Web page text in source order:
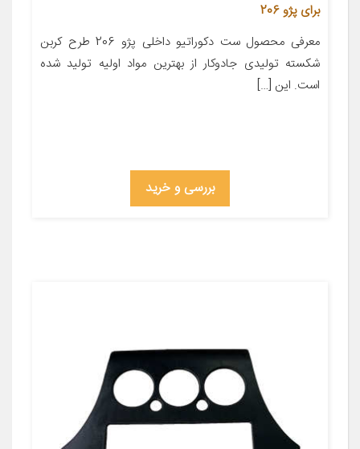
برای پژو 206
معرفی محصول ست دکوراتیو داخلی پژو 206 طرح کربن
شکسته تولیدی جادوکار از بهترین مواد اولیه تولید شده
است. این […]
بررسی و خرید